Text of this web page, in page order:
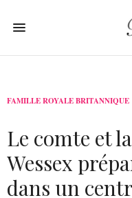
FAMILLE ROYALE BRITANNIQUE
Le comte et
Wessex
dans un